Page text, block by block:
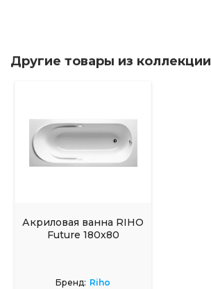
Другие товары из коллекции
Акриловая ванна RIHO
Future 180х80
Бренд: Riho